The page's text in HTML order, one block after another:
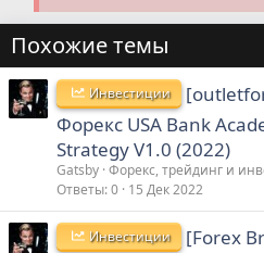
Похожие темы
Инвестиции
Форекс USA Bank
Strategy V1.0 (2022)
Gatsby Форекс, трейдинг и
Ответы 0 15 Дек 2022
Инвестиции
[Forex